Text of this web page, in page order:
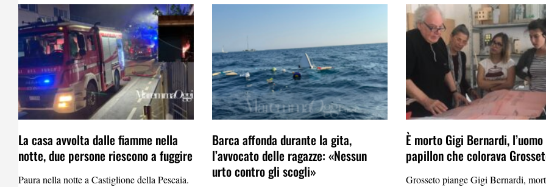
La casa avvolta dalle fiamme nella
notte, due persone riescono a fuggire
Paura nella notte a Castiglione della Pescaia.
Barca affonda durante la gita,
l’avvocato delle ragazze: «Nessun
urto contro gli scogli»
È morto Gigi Bernardi,
papillon che colorava
Grosseto piange Gigi Bernardi,